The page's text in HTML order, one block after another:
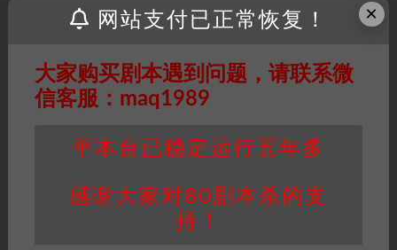
上有名 今天我们就来议一议《新鲜丧尸已送达 请签收》
因百度网盘限制，链接有失效的风险，如遇到无
效链接请联系客服补发！！！网盘不限速下载神
免责声明： 本站所有剧本杀资源均为网友分享
用于商业用途!任何人访问、浏览本站，购买或
未购买，即代表已阅读本声明，理解并同意受本
×
网站支付已正常恢复！
大家购买剧本遇到问题，请联系微
信客服：maq1989
平本台已稳定运行五年多
感谢大家对80剧本杀的支
持！